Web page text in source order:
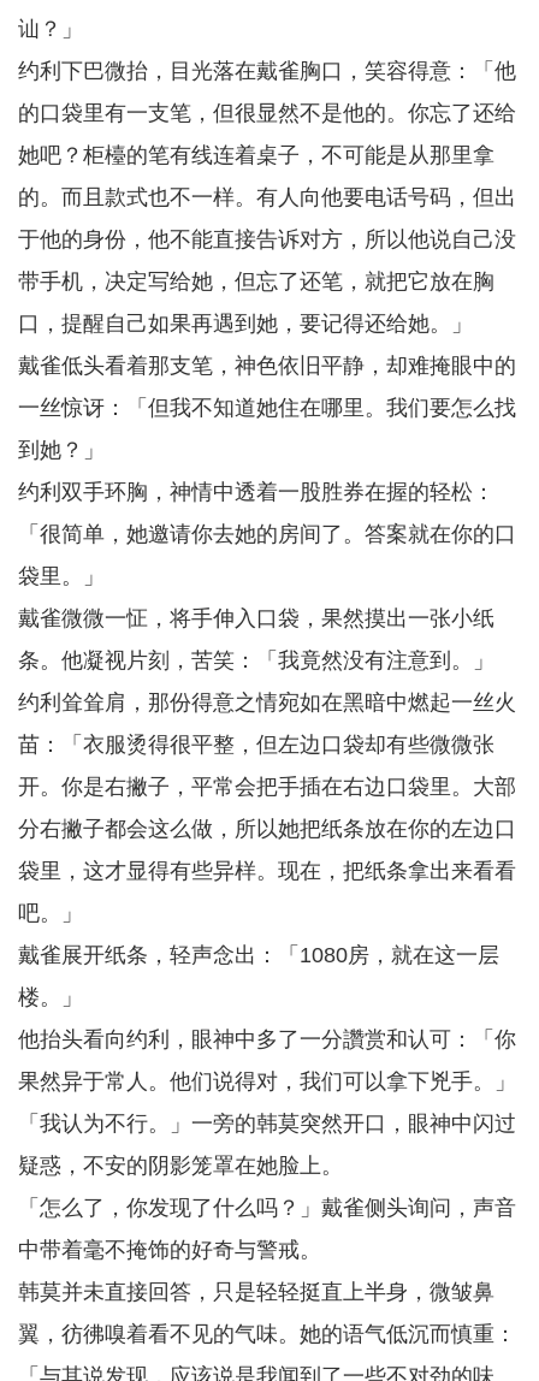
讪？」
约利下巴微抬，目光落在戴雀胸口，笑容得意：「他
的口袋里有一支笔，但很显然不是他的。你忘了还给
她吧？柜檯的笔有线连着桌子，不可能是从那里拿
的。而且款式也不一样。有人向他要电话号码，但出
于他的身份，他不能直接告诉对方，所以他说自己没
带手机，决定写给她，但忘了还笔，就把它放在胸
口，提醒自己如果再遇到她，要记得还给她。」
戴雀低头看着那支笔，神色依旧平静，却难掩眼中的
一丝惊讶：「但我不知道她住在哪里。我们要怎么找
到她？」
约利双手环胸，神情中透着一股胜券在握的轻松：
「很简单，她邀请你去她的房间了。答案就在你的口
袋里。」
戴雀微微一怔，将手伸入口袋，果然摸出一张小纸
条。他凝视片刻，苦笑：「我竟然没有注意到。」
约利耸耸肩，那份得意之情宛如在黑暗中燃起一丝火
苗：「衣服烫得很平整，但左边口袋却有些微微张
开。你是右撇子，平常会把手插在右边口袋里。大部
分右撇子都会这么做，所以她把纸条放在你的左边口
袋里，这才显得有些异样。现在，把纸条拿出来看看
吧。」
戴雀展开纸条，轻声念出：「1080房，就在这一层
楼。」
他抬头看向约利，眼神中多了一分讚赏和认可：「你
果然异于常人。他们说得对，我们可以拿下兇手。」
「我认为不行。」一旁的韩莫突然开口，眼神中闪过
疑惑，不安的阴影笼罩在她脸上。
「怎么了，你发现了什么吗？」戴雀侧头询问，声音
中带着毫不掩饰的好奇与警戒。
韩莫并未直接回答，只是轻轻挺直上半身，微皱鼻
翼，彷彿嗅着看不见的气味。她的语气低沉而慎重：
「与其说发现，应该说是我闻到了一些不对劲的味